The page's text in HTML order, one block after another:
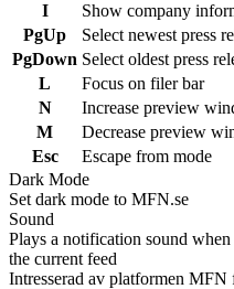
I
Show company
PgUp
Select newest press
PgDown Select oldest press
L
Focus on filer bar
N
Increase preview
M
Decrease preview
Esc
Escape from mode
Dark Mode
Set dark mode to MFN.se
Sound
Plays a notification sound
the current feed
Intresserad av platformen